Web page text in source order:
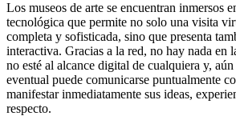
Los museos de arte se encuentran inmersos
tecnológica que permite no solo una visita
completa y sofisticada, sino que presenta
interactiva. Gracias a la red, no hay nada en
no esté al alcance digital de cualquiera y,
eventual puede comunicarse puntualmente
manifestar inmediatamente sus ideas,
respecto.